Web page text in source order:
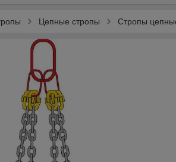
Цепные стропы Стропы